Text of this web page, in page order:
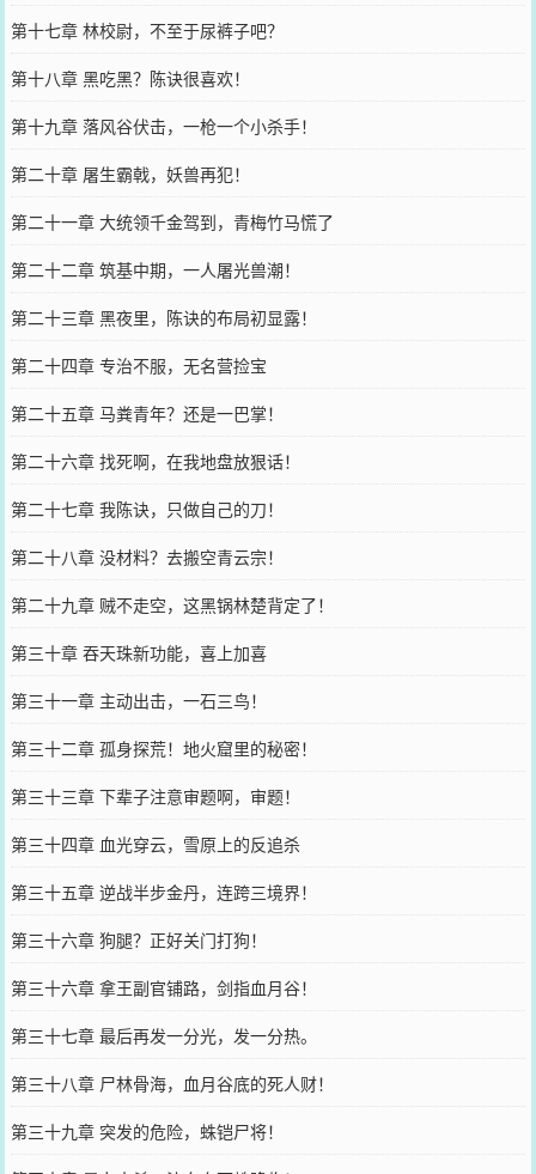
第十七章 林校尉，不至于尿裤子吧？
第十八章 黑吃黑？陈诀很喜欢！
第十九章 落风谷伏击，一枪一个小杀手！
第二十章 屠生霸戟，妖兽再犯！
第二十一章 大统领千金驾到，青梅竹马慌了
第二十二章 筑基中期，一人屠光兽潮！
第二十三章 黑夜里，陈诀的布局初显露！
第二十四章 专治不服，无名营捡宝
第二十五章 马粪青年？还是一巴掌！
第二十六章 找死啊，在我地盘放狠话！
第二十七章 我陈诀，只做自己的刀！
第二十八章 没材料？去搬空青云宗！
第二十九章 贼不走空，这黑锅林楚背定了！
第三十章 吞天珠新功能，喜上加喜
第三十一章 主动出击，一石三鸟！
第三十二章 孤身探荒！地火窟里的秘密！
第三十三章 下辈子注意审题啊，审题！
第三十四章 血光穿云，雪原上的反追杀
第三十五章 逆战半步金丹，连跨三境界！
第三十六章 狗腿？正好关门打狗！
第三十六章 拿王副官铺路，剑指血月谷！
第三十七章 最后再发一分光，发一分热。
第三十八章 尸林骨海，血月谷底的死人财！
第三十九章 突发的危险，蛛铠尸将！